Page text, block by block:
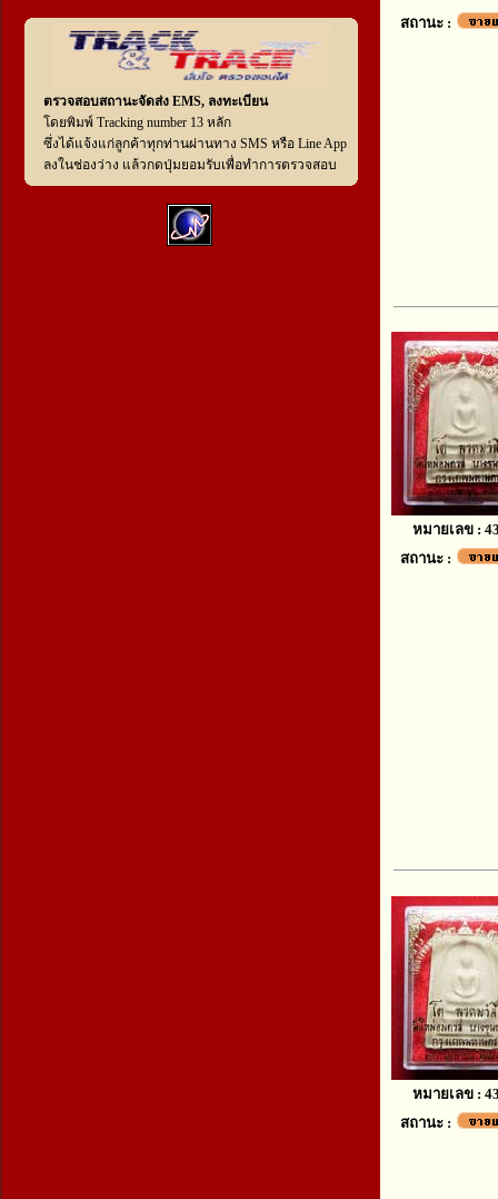
ตรวจสอบสถานะจัดส่ง EMS, ลงทะเบียน
โดยพิมพ์ Tracking number 13 หลัก
ซึ่งได้แจ้งแก่ลูกค้าทุกท่านผ่านทาง SMS หรือ Line App
ลงในช่องว่าง แล้วกดปุ่มยอมรับเพื่อทำการตรวจสอบ
สถานะ :
หมายเลข :
สถานะ :
หมายเลข :
สถานะ :